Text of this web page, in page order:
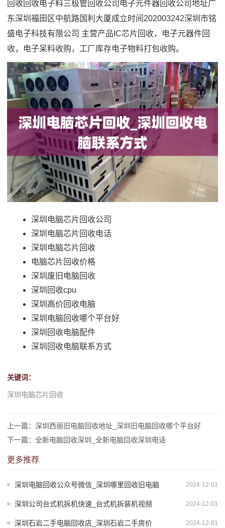
回收回收电子料三极管回收公司电子元件器回收公司地址广
东深圳福田区中航路国利大厦成立时间202003242深圳市铭
盛电子科技有限公司 主营产品IC芯片回收，电子元器件回
收，电子呆料收购，工厂库存电子物料打包收购。
深圳电脑芯片回收公司
深圳电脑芯片回收电话
深圳电脑芯片回收
电脑芯片回收价格
深圳废旧电脑回收
深圳回收cpu
深圳高价回收电脑
深圳电脑回收哪个平台好
深圳回收电脑配件
深圳回收电脑联系方式
关键词：
深圳电脑芯片回收
上一篇：深圳西丽旧电脑回收地址_深圳旧电脑回收哪个平台好
下一篇：全新电脑回收深圳_全新电脑回收深圳电话
更多推荐
2024-12-01
深圳电脑回收公众号微信_深圳哪里回收旧电脑
2024-12-01
深圳公司台式机拆机快速_台式机拆装机视频
2024-12-01
深圳石岩二手电脑回收店_深圳石岩二手房价